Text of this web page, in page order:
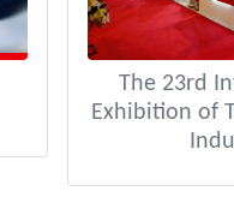
The 23rd
Exhibition of